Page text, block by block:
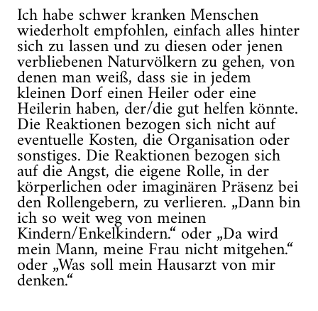
Ich habe schwer kranken Menschen
wiederholt empfohlen, einfach alles hinter
sich zu lassen und zu diesen oder jenen
verbliebenen Naturvölkern zu gehen, von
denen man weiß, dass sie in jedem
kleinen Dorf einen Heiler oder eine
Heilerin haben, der/die gut helfen könnte.
Die Reaktionen bezogen sich nicht auf
eventuelle Kosten, die Organisation oder
sonstiges. Die Reaktionen bezogen sich
auf die Angst, die eigene Rolle, in der
körperlichen oder imaginären Präsenz bei
den Rollengebern, zu verlieren. „Dann bin
ich so weit weg von meinen
Kindern/Enkelkindern.“ oder „Da wird
mein Mann, meine Frau nicht mitgehen.“
oder „Was soll mein Hausarzt von mir
denken.“